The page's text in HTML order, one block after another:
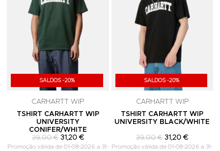
SALDOS -20%
CARHARTT WIP
TSHIRT CARHARTT WIP
UNIVERSITY
CONIFER/WHITE
39,00 € 31,20 €
Promoção válida de 01-08-2026 a 31-
SALDOS -20%
CARHARTT WIP
TSHIRT CARHARTT WIP
UNIVERSITY BLACK/WHITE
39,00 € 31,20 €
Promoção válida de 01-08-2026 a 31-